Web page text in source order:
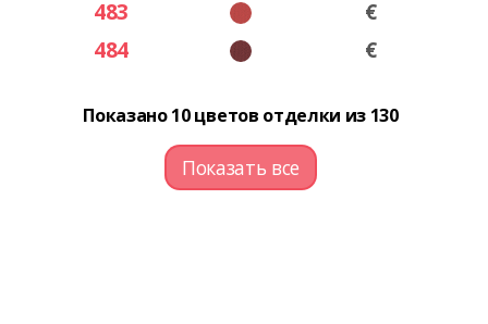
483
€
484
€
Показано 10 цветов отделки из 130
Показать все